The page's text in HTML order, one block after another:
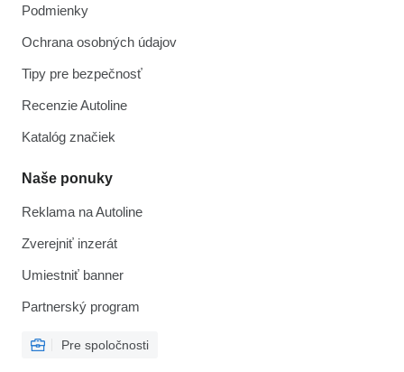
Podmienky
Ochrana osobných údajov
Tipy pre bezpečnosť
Recenzie Autoline
Katalóg značiek
Naše ponuky
Reklama na Autoline
Zverejniť inzerát
Umiestniť banner
Partnerský program
Pre spoločnosti